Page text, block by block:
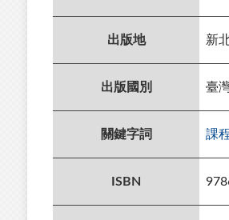
出版地 新
出版國別 臺
關鍵字詞 課
ISBN